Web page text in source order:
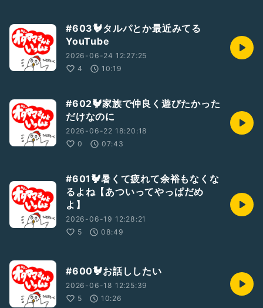
#603🐓タルパとか最近みてる
YouTube
2026-06-24 12:27:25
4
10:19
#602🐓家族で仲良く遊びたかった
だけなのに
2026-06-22 18:20:18
0
07:43
#601🐓暑くて疲れて余裕もなくな
るよね【あついってやっぱだめ
よ】
2026-06-19 12:28:21
5
08:49
#600🐓お話ししたい
2026-06-18 12:25:39
5
10:26